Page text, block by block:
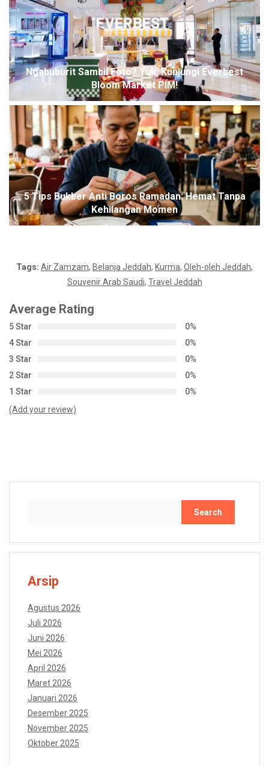
Ngabuburit Sambil Foto? Yuk, Kunjungi Everbest
Bloom Market PIM!
5 Tips Bukber Anti Boros Ramadan: Hemat Tanpa
Kehilangan Momen
Tags: Air Zamzam, Belanja Jeddah, Kurma, Oleh-oleh Jeddah,
Souvenir Arab Saudi, Travel Jeddah
Average Rating
5 Star
0%
4 Star
0%
3 Star
0%
2 Star
0%
1 Star
0%
(Add your review)
Arsip
Agustus 2026
Juli 2026
Juni 2026
Mei 2026
April 2026
Maret 2026
Januari 2026
Desember 2025
November 2025
Oktober 2025